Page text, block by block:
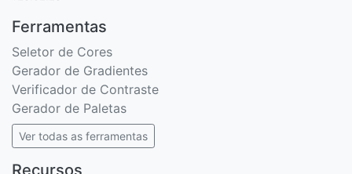
Ferramentas
Seletor de Cores
Gerador de Gradientes
Verificador de Contraste
Gerador de Paletas
Ver todas as ferramentas
Recursos